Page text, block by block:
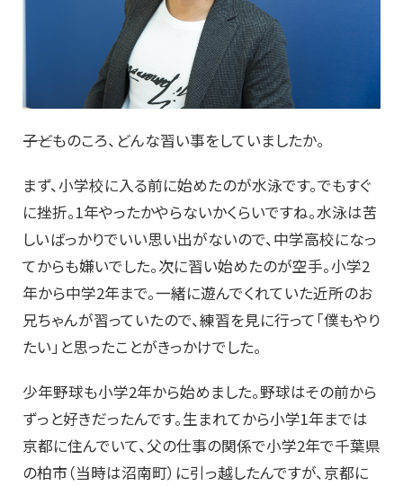
――子どものころ、どんな習い事をしていましたか。
まず、小学校に入る前に始めたのが水泳です。でもすぐ
に挫折。1年やったかやらないかくらいですね。水泳は苦
しいばっかりでいい思い出がないので、中学高校になっ
てからも嫌いでした。次に習い始めたのが空手。小学2
年から中学2年まで。一緒に遊んでくれていた近所のお
兄ちゃんが習っていたので、練習を見に行って「僕もやり
たい」と思ったことがきっかけでした。
少年野球も小学2年から始めました。野球はその前から
ずっと好きだったんです。生まれてから小学1年までは
京都に住んでいて、父の仕事の関係で小学2年で千葉県
の柏市（当時は沼南町）に引っ越したんですが、京都に